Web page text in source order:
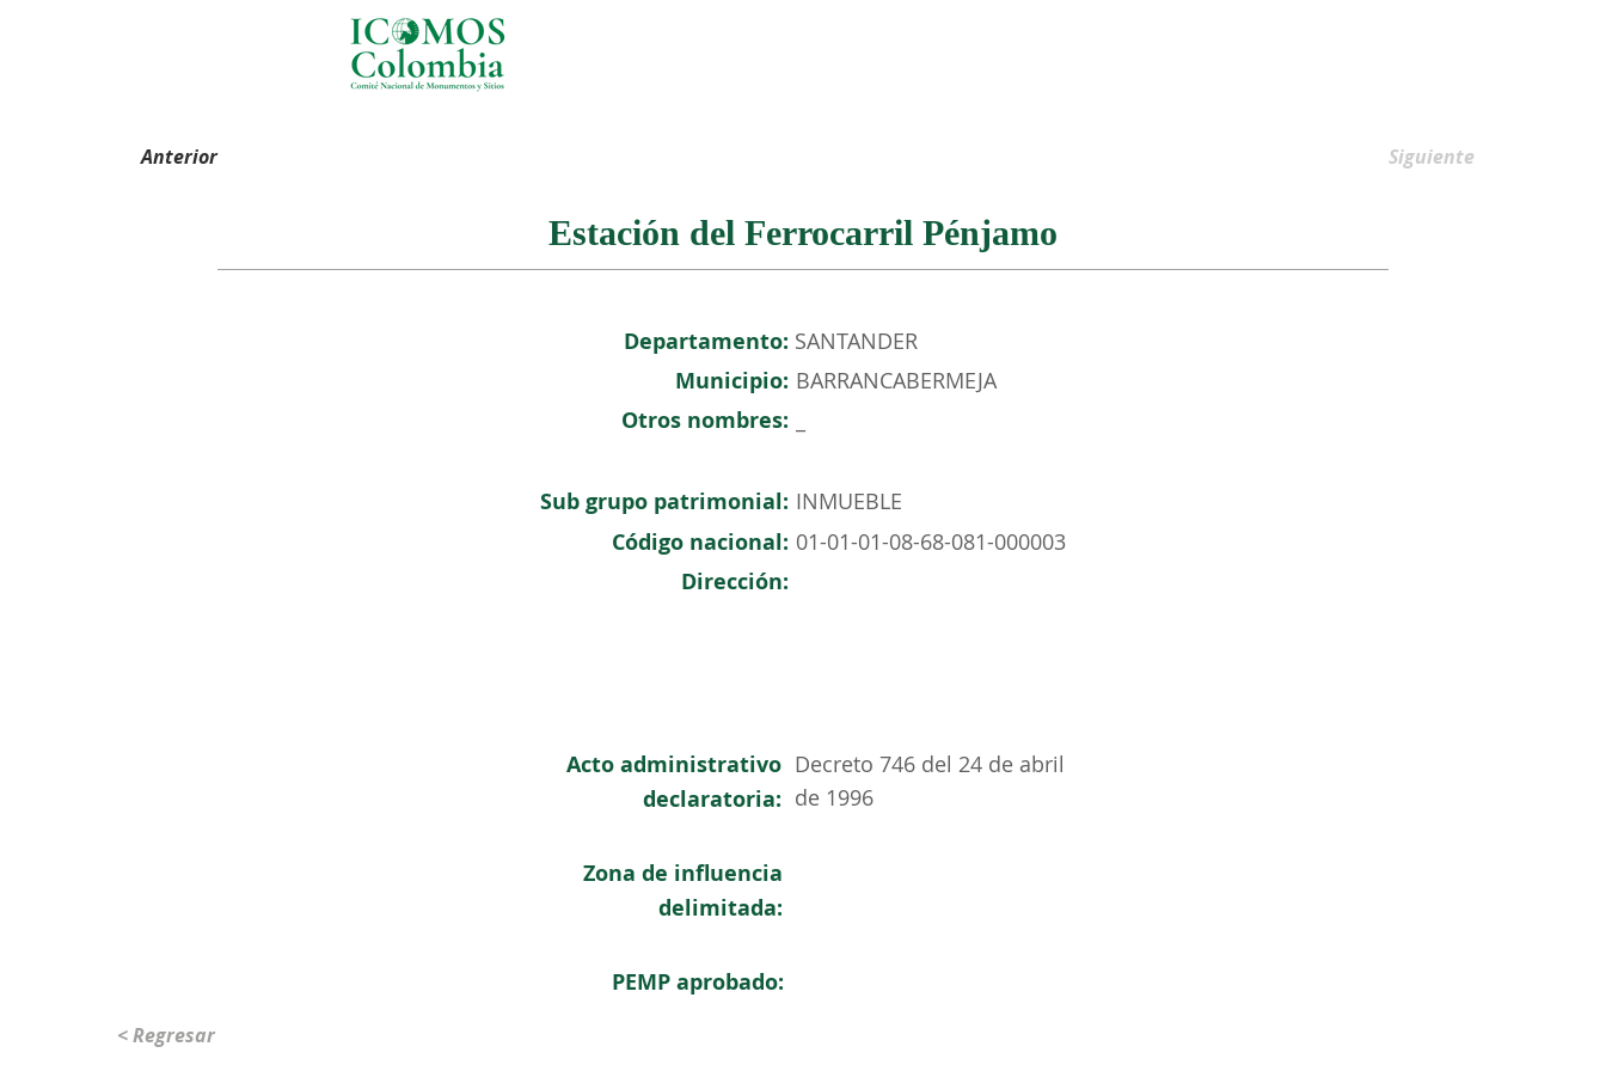
Anterior Siguiente
Estación del Ferrocarril Pénjamo
Departamento: SANTANDER
Municipio: BARRANCABERMEJA
Otros nombres:
Sub grupo patrimonial: INMUEBLE
Código nacional: 01-01-01-08-68-081-000003
Dirección:
Acto administrativo
declaratoria:
Decreto 746 del 24 de abril
de 1996
Zona de influencia
delimitada:
< Regresar
PEMP aprobado: